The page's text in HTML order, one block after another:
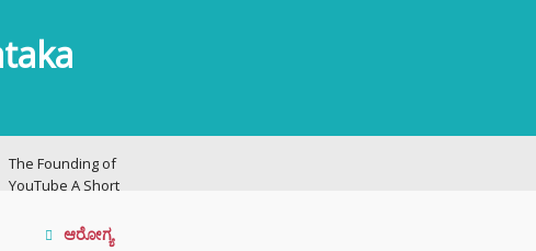
The Founding of
YouTube A Short
ಆರೋಗ್ಯ